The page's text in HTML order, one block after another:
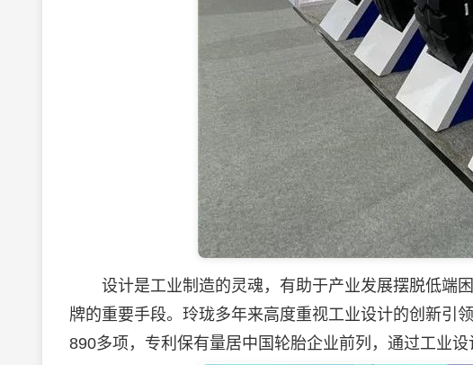
设计是工业制造的灵魂，有助于产业发展摆脱低端
牌的重要手段。玲珑多年来高度重视工业设计的创新引
890多项，专利保有量居中国轮胎企业前列，通过工业设